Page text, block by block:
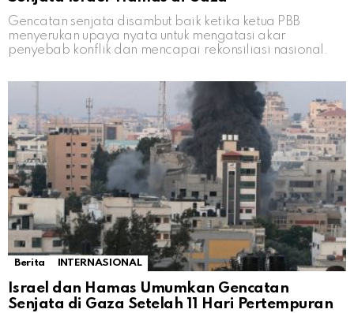
Gencatan senjata disambut baik ketika ketua PBB
menyerukan upaya nyata untuk mengatasi akar
penyebab konflik dan mencapai rekonsiliasi nasional.
Berita INTERNASIONAL
Israel dan Hamas Umumkan Gencatan
Senjata di Gaza Setelah 11 Hari Pertempuran